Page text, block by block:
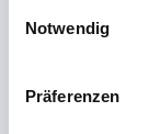
Notwendig
Präferenzen
Was ist